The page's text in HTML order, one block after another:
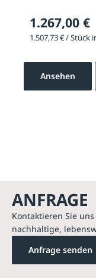
1.267,00 €
Ansehen
ANFRAGE
Kontaktieren Sie
nachhaltige,
Anfrage senden